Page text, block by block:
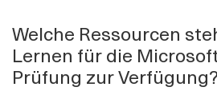
Welche Ressourcen
Lernen für die
Prüfung zur Verfügung?